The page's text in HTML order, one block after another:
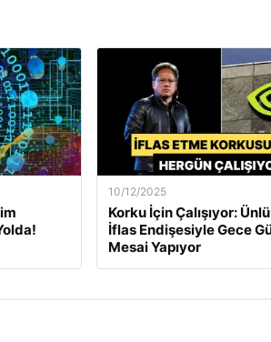
10/12/2025
Korku İçin Çalışıyor:
İflas Endişesiyle Gece
Mesai Yapıyor